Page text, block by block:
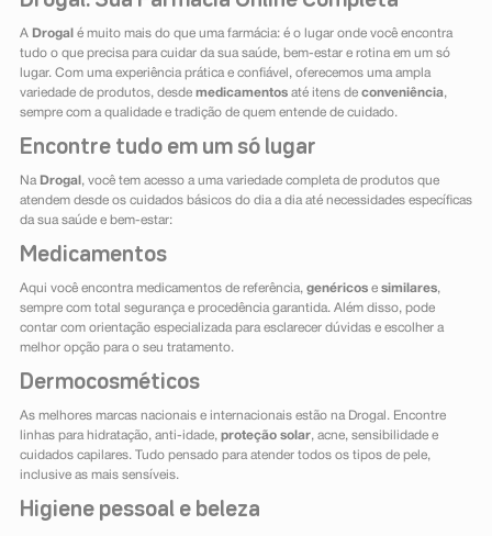
A Drogal é muito mais do que uma farmácia: é o lugar onde você encontra
tudo o que precisa para cuidar da sua saúde, bem-estar e rotina em um só
lugar. Com uma experiência prática e confiável, oferecemos uma ampla
variedade de produtos, desde medicamentosaté itens de conveniência,
sempre com a qualidade e tradição de quem entende de cuidado.
Encontre tudo em um só lugar
Na Drogal , você tem acesso a uma variedade completa de produtos que
atendem desde os cuidados básicos do dia a dia até necessidades específicas
da sua saúde e bem-estar:
Medicamentos
Aqui você encontra medicamentos de referência, genéricose similares,
sempre com total segurança e procedência garantida. Além disso, pode
contar com orientação especializada para esclarecer dúvidas e escolher a
melhor opção para o seu tratamento.
Dermocosméticos
As melhores marcas nacionais e internacionais estão na Drogal. Encontre
linhas para hidratação, anti-idade, proteção solar, acne, sensibilidade e
cuidados capilares. Tudo pensado para atender todos os tipos de pele,
inclusive as mais sensíveis.
Higiene pessoal e beleza